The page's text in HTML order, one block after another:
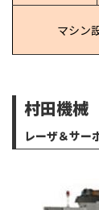
マシン
村田機械
レーザ＆サー